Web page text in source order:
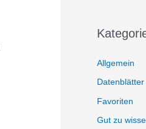
Allgemein
Datenblätter
Favoriten
Gut zu